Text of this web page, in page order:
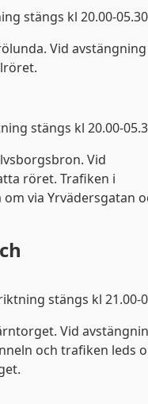
Denna
kakor för att ge dig
Visa detaljer
stängs kl 20.00-
Vid
stängs kl 20.00-
Vid
röret. Trafiken i
via Yrvädersgatan
stängs kl 21.00-
Vid
och trafiken leds